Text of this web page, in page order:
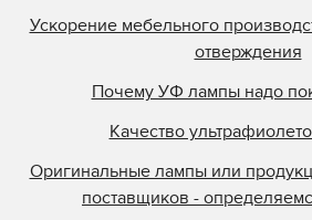
Ускорение мебельного
отверждения
Почему УФ лампы надо
Качество
Оригинальные лампы или
поставщиков -